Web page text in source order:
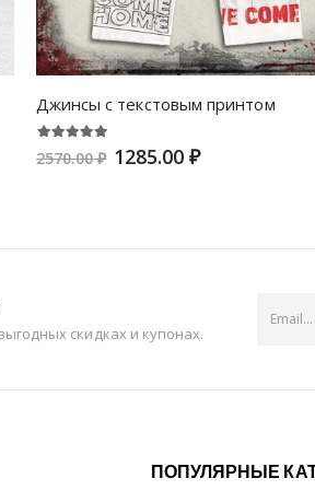
Джинсы с текстовым принтом
2570.00 ₽ 1285.00 ₽
скидках и купонах.
ПОПУЛЯРНЫЕ